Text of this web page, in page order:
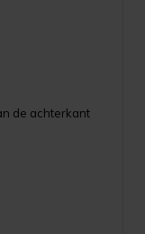
de achterkant